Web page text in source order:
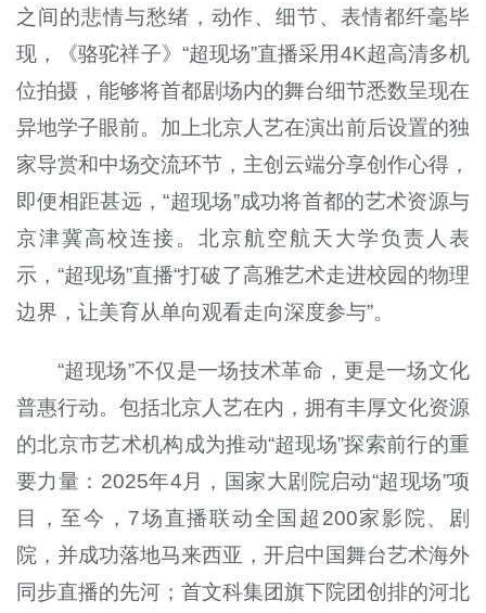
之间的悲情与愁绪，动作、细节、表情都纤毫毕
现，《骆驼祥子》“超现场”直播采用4K超高清多机
位拍摄，能够将首都剧场内的舞台细节悉数呈现在
异地学子眼前。加上北京人艺在演出前后设置的独
家导赏和中场交流环节，主创云端分享创作心得，
即便相距甚远，“超现场”成功将首都的艺术资源与
京津冀高校连接。北京航空航天大学负责人表
示，“超现场”直播“打破了高雅艺术走进校园的物理
边界，让美育从单向观看走向深度参与”。
“超现场”不仅是一场技术革命，更是一场文化
普惠行动。包括北京人艺在内，拥有丰厚文化资源
的北京市艺术机构成为推动“超现场”探索前行的重
要力量：2025年4月，国家大剧院启动“超现场”项
目，至今，7场直播联动全国超200家影院、剧
院，并成功落地马来西亚，开启中国舞台艺术海外
同步直播的先河；首文科集团旗下院团创排的河北